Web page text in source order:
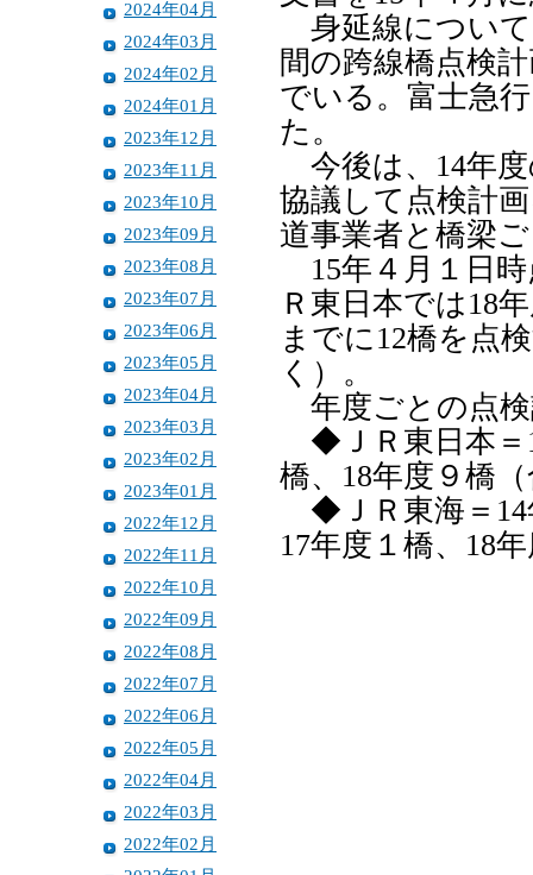
2024年04月
2024年03月
2024年02月
2024年01月
2023年12月
2023年11月
2023年10月
2023年09月
2023年08月
2023年07月
2023年06月
2023年05月
2023年04月
2023年03月
2023年02月
2023年01月
2022年12月
2022年11月
2022年10月
2022年09月
2022年08月
2022年07月
2022年06月
2022年05月
2022年04月
2022年03月
2022年02月
身延線について
間の跨線橋点検
でいる。富士急
た。
今後は、14年度
協議して点検計
道事業者と橋梁
15年４月１日時
Ｒ東日本では18
までに12橋を点
く）。
年度ごとの点
◆ＪＲ東日本＝
橋、18年度９橋
◆ＪＲ東海＝14
17年度１橋、18